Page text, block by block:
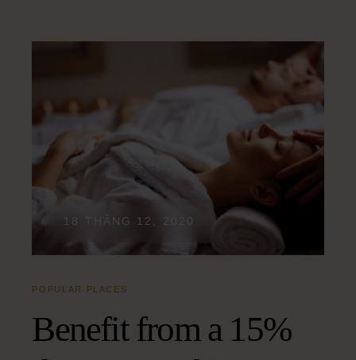
18 THÁNG 12, 2020
POPULAR PLACES
Benefit from a 15%